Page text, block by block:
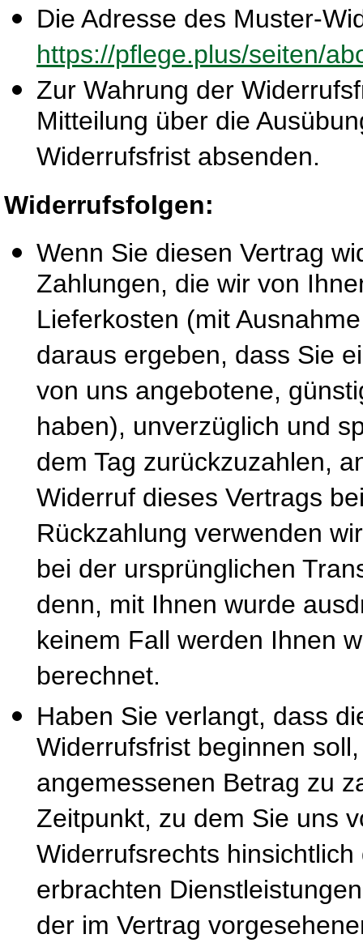
Die Adresse des Muster-
https://pflege.plus/seiten/
Zur Wahrung der
Mitteilung über die
Widerrufsfrist absenden.
Widerrufsfolgen:
Wenn Sie diesen Vertrag
Zahlungen, die wir von
Lieferkosten (mit
daraus ergeben, dass Sie
von uns angebotene,
haben), unverzüglich und
dem Tag zurückzuzahlen,
Widerruf dieses Vertrags
Rückzahlung verwenden
bei der ursprünglichen
denn, mit Ihnen wurde
keinem Fall werden Ihnen
berechnet.
Haben Sie verlangt, dass
Widerrufsfrist beginnen
angemessenen Betrag zu
Zeitpunkt, zu dem Sie uns
Widerrufsrechts
erbrachten
der im Vertrag